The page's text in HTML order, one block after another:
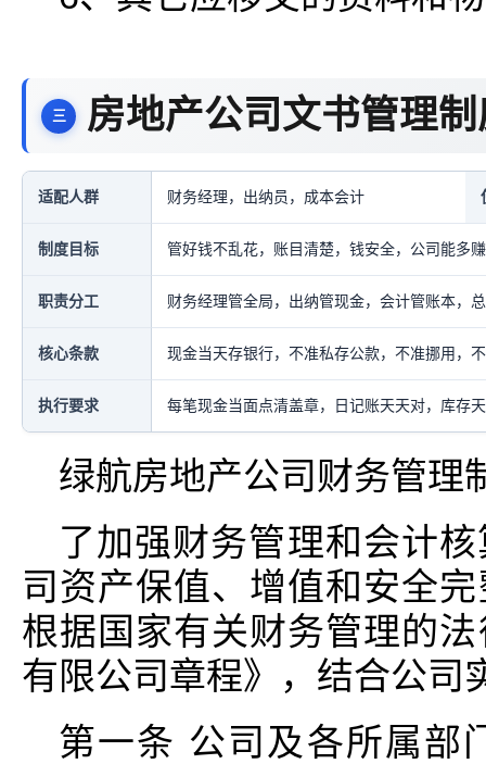
房地产公司文书管理
适配人群 财务经理，出纳员，成本会计
制度目标 管好钱不乱花，账目清楚，钱安全，公司能多
职责分工 财务经理管全局，出纳管现金，会计管账本，
核心条款 现金当天存银行，不准私存公款，不准挪用，
执行要求 每笔现金当面点清盖章，日记账天天对，库存
绿航房地产公司财务管理
了加强财务管理和会计
司资产保值、增值和安全
根据国家有关财务管理的
有限公司章程》，结合公司
第一条 公司及各所属部